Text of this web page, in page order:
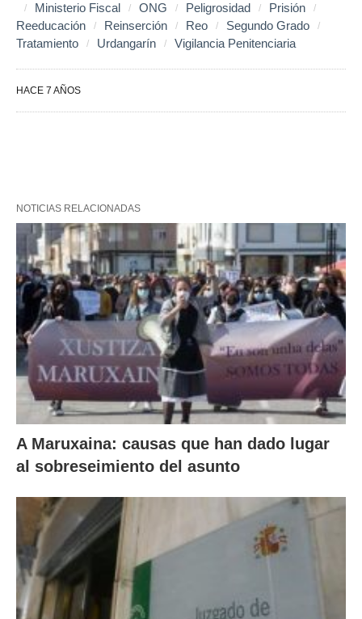
Ministerio Fiscal
ONG Peligrosidad
Prisión
Reeducación
Reinserción Reo
Segundo Grado
Tratamiento
Urdangarín Vigilancia Penitenciaria
HACE 7 AÑOS
NOTICIAS RELACIONADAS
A Maruxaina: causas que han dado lugar
al sobreseimiento del asunto